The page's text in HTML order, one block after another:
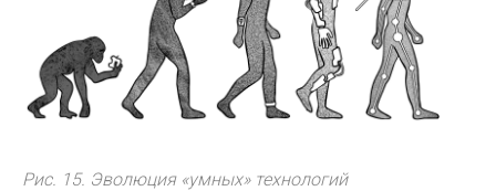
Рис. 15. Эволюция «умных» технологий